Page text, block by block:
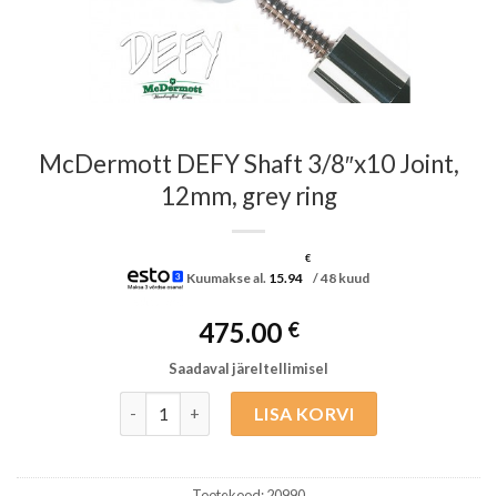
McDermott DEFY Shaft 3/8″x10 Joint,
12mm, grey ring
Kuumakse al. 15.94
€
/ 48 kuud
475.00 €
Saadaval järeltellimisel
LISA KORVI